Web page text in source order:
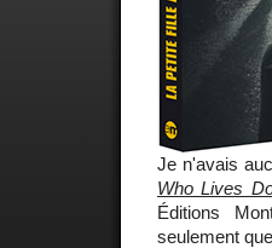
Je n'avais
Who Lives
Éditions
seulement